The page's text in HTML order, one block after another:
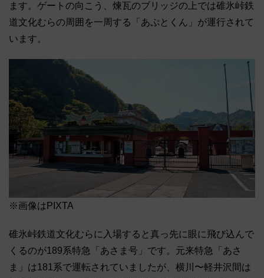
ます。ゲートの向こう、煉瓦のブリッジの上では碓氷峠鉄
道文化むらの周囲を一周する「あぷとくん」が運行されて
います。
※画像はPIXTA
碓氷峠鉄道文化むらに入場すると真っ先に眼に飛び込んで
くるのが189系特急「あさま号」です。元来特急「あさ
ま」は181系で運転されていましたが、横川〜軽井沢間は